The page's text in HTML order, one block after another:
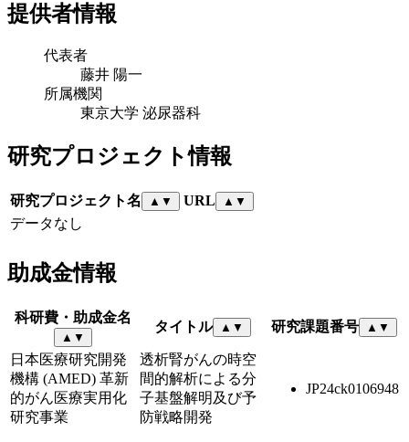
提供者情報
代表者
藤井 陽一
所属機関
東京大学 泌尿器科
研究プロジェクト情報
研究プロジェクト名 ▲ ▼ URL ▲ ▼
データなし
助成金情報
科研費・助成金名
▲ ▼
タイトル ▲ ▼ 研究課題番号 ▲ ▼
日本医療研究開発
機構 (AMED) 革新
的がん医療実用化
研究事業
透析腎がんの時空
間的解析による分
子基盤解明及び予
防戦略開発
JP24ck0106948